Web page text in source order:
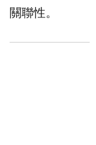
關聯性。